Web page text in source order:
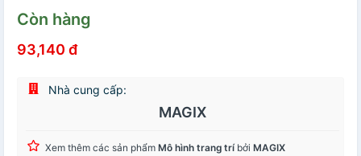
Còn hàng
93,140 đ
Nhà cung cấp:
MAGIX
Xem thêm các sản phẩm Mô hình trang trí bởi MAGIX